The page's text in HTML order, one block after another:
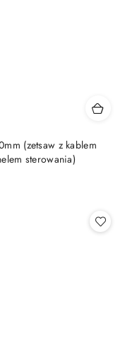
(zetsaw z kablem
sterowania)